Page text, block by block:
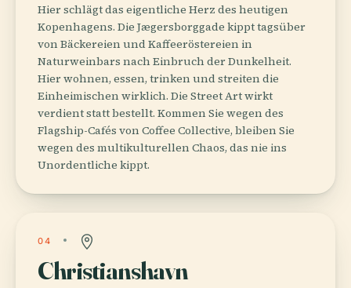
Hier schlägt das eigentliche Herz des heutigen
Kopenhagens. Die Jægersborggade kippt tagsüber
von Bäckereien und Kaffeeröstereien in
Naturweinbars nach Einbruch der Dunkelheit.
Hier wohnen, essen, trinken und streiten die
Einheimischen wirklich. Die Street Art wirkt
verdient statt bestellt. Kommen Sie wegen des
Flagship-Cafés von Coffee Collective, bleiben Sie
wegen des multikulturellen Chaos, das nie ins
Unordentliche kippt.
04
Christianshavn